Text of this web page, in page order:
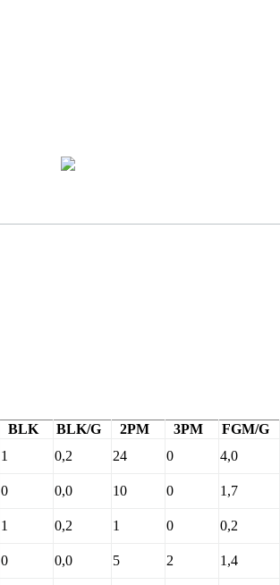
BLK BLK/G 2PM 3PM FGM/G
1 0,2 24 0 4,0
0 0,0 10 0 1,7
1 0,2 1 0 0,2
0 0,0 5 2 1,4